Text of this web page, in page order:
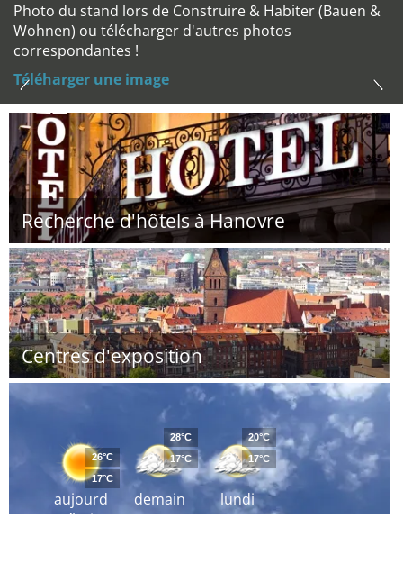
Photo du stand lors de Construire & Habiter (Bauen &
Wohnen) ou télécharger d'autres photos
correspondantes !
Téléharger une image
Recherche d'hôtels à Hanovre
Centres d'exposition
aujourd
´hui
26°C
17°C
demain
28°C
17°C
lundi
20°C
17°C